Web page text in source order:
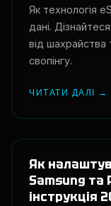
Як технологія
дані.
від шахрайства
свопінгу.
ЧИТАТИ ДАЛІ →
Як
Samsung та
інструкція